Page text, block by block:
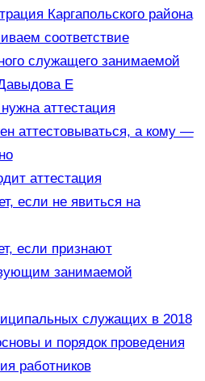
Каргапольского района
соответствие
служащего занимаемой
Е
аттестация
аттестовываться, а кому —
аттестация
если не явиться на
если признают
занимаемой
служащих в 2018
и порядок проведения
работников